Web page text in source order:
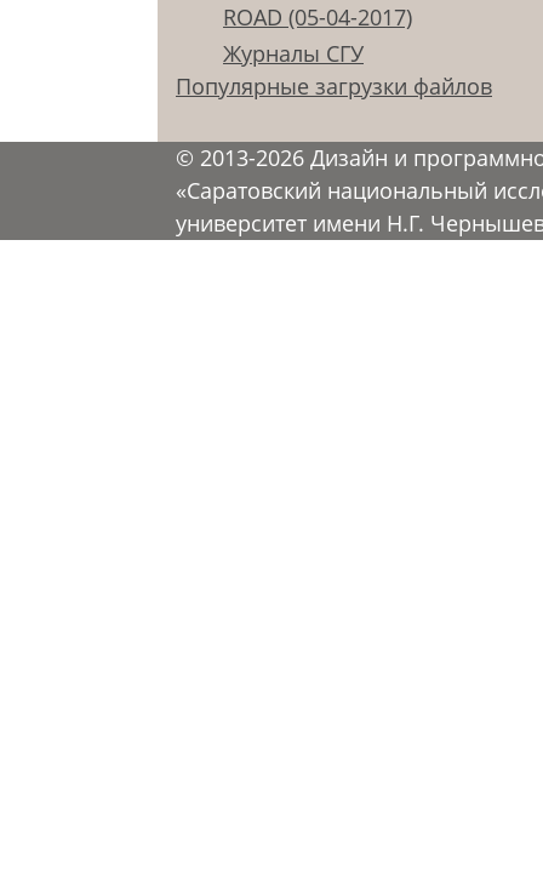
ROAD (05-04-2017)
Журналы СГУ
Популярные загрузки файлов
© 2013-2026 Дизайн и
«Саратовский национальный
университет имени Н.Г.